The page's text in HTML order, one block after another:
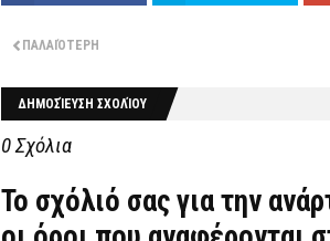
ΠΑΛΑΙΌΤΕΡΗ
ΔΗΜΟΣΊΕΥΣΗ ΣΧΟΛΊΟΥ
0 Σχόλια
Το σχόλιό σας για την